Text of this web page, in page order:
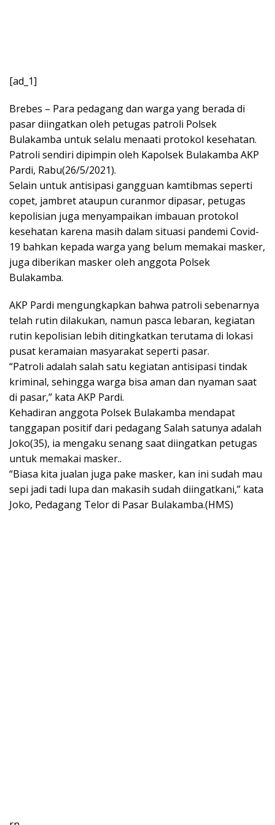
[ad_1]
Brebes – Para pedagang dan warga yang berada di
pasar diingatkan oleh petugas patroli Polsek
Bulakamba untuk selalu menaati protokol kesehatan.
Patroli sendiri dipimpin oleh Kapolsek Bulakamba AKP
Pardi, Rabu(26/5/2021).
Selain untuk antisipasi gangguan kamtibmas seperti
copet, jambret ataupun curanmor dipasar, petugas
kepolisian juga menyampaikan imbauan protokol
kesehatan karena masih dalam situasi pandemi Covid-
19 bahkan kepada warga yang belum memakai masker,
juga diberikan masker oleh anggota Polsek
Bulakamba.
AKP Pardi mengungkapkan bahwa patroli sebenarnya
telah rutin dilakukan, namun pasca lebaran, kegiatan
rutin kepolisian lebih ditingkatkan terutama di lokasi
pusat keramaian masyarakat seperti pasar.
“Patroli adalah salah satu kegiatan antisipasi tindak
kriminal, sehingga warga bisa aman dan nyaman saat
di pasar,” kata AKP Pardi.
Kehadiran anggota Polsek Bulakamba mendapat
tanggapan positif dari pedagang Salah satunya adalah
Joko(35), ia mengaku senang saat diingatkan petugas
untuk memakai masker..
“Biasa kita jualan juga pake masker, kan ini sudah mau
sepi jadi tadi lupa dan makasih sudah diingatkani,” kata
Joko, Pedagang Telor di Pasar Bulakamba.(HMS)